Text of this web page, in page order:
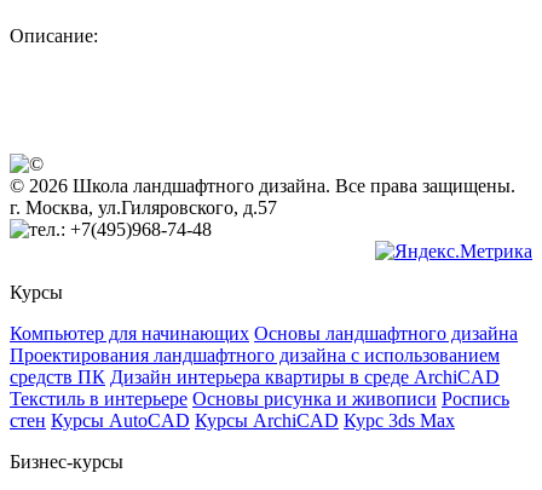
Описание:
© 2026 Школа ландшафтного дизайна. Все права защищены.
г. Москва, ул.Гиляровского, д.57
+7(495)968-74-48
Курсы
Компьютер для начинающих Основы ландшафтного дизайна
Проектирования ландшафтного дизайна с использованием
средств ПК Дизайн интерьера квартиры в среде ArchiCAD
Текстиль в интерьере Основы рисунка и живописи Роспись
стен Курсы AutoCAD Курсы ArchiCAD Курс 3ds Max
Бизнес-курсы